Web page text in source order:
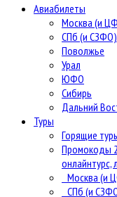
Авиабилеты
Москва (и
СПб (и СЗФО)
Поволжье
Урал
ЮФО
Сибирь
Дальний
Туры
Горящие
Промокоды
онлайнтурс,
Москва (и
СПб (и